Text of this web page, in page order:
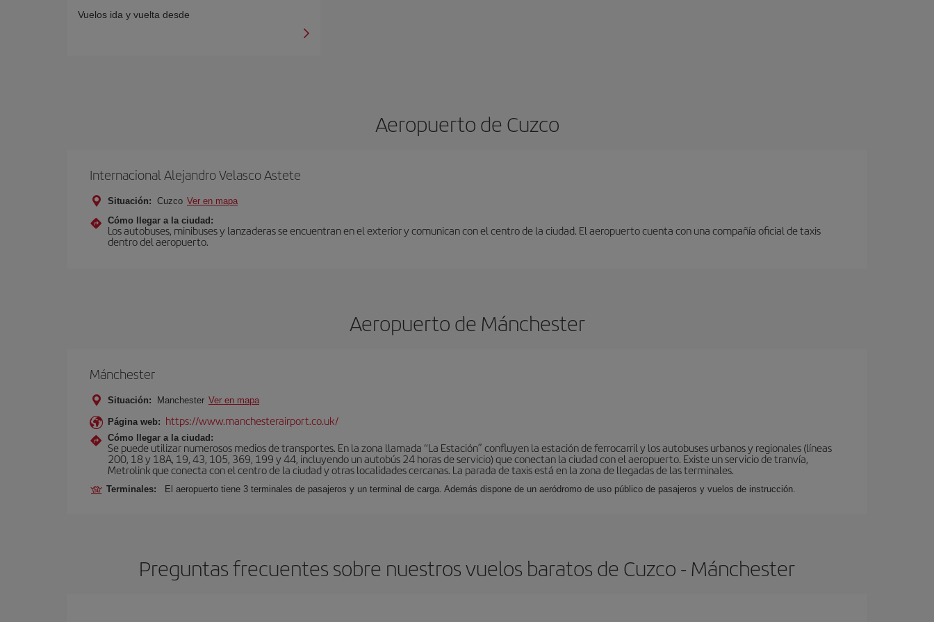
Vuelos ida y vuelta desde
Aeropuerto de Cuzco
Internacional Alejandro Velasco Astete
Situación: Cuzco Ver en mapa
Cómo llegar a la ciudad:
Los autobuses, minibuses y lanzaderas se encuentran en el exterior y comunican con el centro de la ciudad. El aeropuerto cuenta con una compañía oficial de taxis
dentro del aeropuerto.
Aeropuerto de Mánchester
Mánchester
Situación: Manchester Ver en mapa
Página web: https://www.manchesterairport.co.uk/
Cómo llegar a la ciudad:
Se puede utilizar numerosos medios de transportes. En la zona llamada “La Estación” confluyen la estación de ferrocarril y los autobuses urbanos y regionales (líneas
200, 18 y 18A, 19, 43, 105, 369, 199 y 44, incluyendo un autobús 24 horas de servicio) que conectan la ciudad con el aeropuerto. Existe un servicio de tranvía,
Metrolink que conecta con el centro de la ciudad y otras localidades cercanas. La parada de taxis está en la zona de llegadas de las terminales.
Terminales: El aeropuerto tiene 3 terminales de pasajeros y un terminal de carga. Además dispone de un aeródromo de uso público de pasajeros y vuelos de instrucción.
Preguntas frecuentes sobre nuestros vuelos baratos de Cuzco - Mánchester